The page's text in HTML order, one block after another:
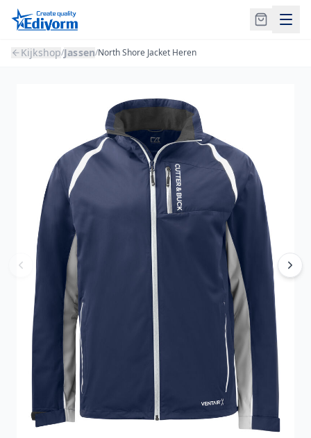
Kijkshop/Jassen/North Shore Jacket Heren